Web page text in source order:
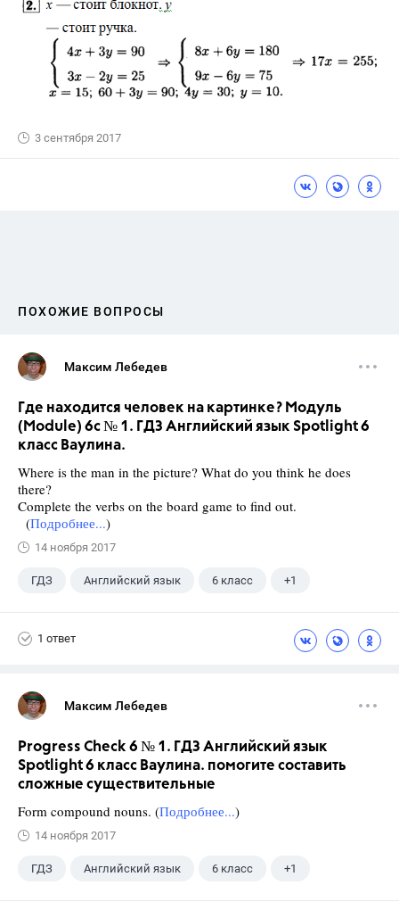
3 сентября 2017
ПОХОЖИЕ ВОПРОСЫ
Максим Лебедев
Где находится человек на картинке? Модуль
(Module) 6c № 1. ГДЗ Английский язык Spotlight 6
класс Ваулина.
Where is the man in the picture? What do you think he does
there?
Complete the verbs on the board game to find out.
(Подробнее...)
14 ноября 2017
ГДЗ Английский язык 6 класс +1
1 ответ
Максим Лебедев
Progress Check 6 № 1. ГДЗ Английский язык
Spotlight 6 класс Ваулина. помогите составить
сложные существительные
Form compound nouns. (Подробнее...)
14 ноября 2017
ГДЗ Английский язык 6 класс +1